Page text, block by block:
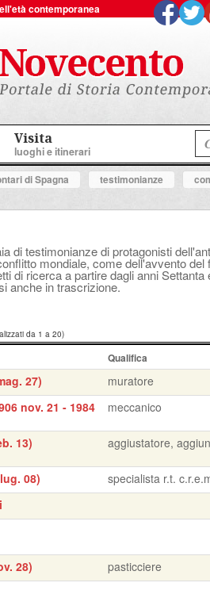
contemporanea
Visita
luoghi e itinerari
di Spagna testimonianze
di testimonianze di protagonisti
mondiale, come dell'avvento
di ricerca a partire dagli anni
anche in trascrizione.
da 1 a 20)
Qualifica
27) muratore
nov. 21 - 1984
meccanico
13) aggiustatore,
08)
specialista r.t.
28)
pasticciere